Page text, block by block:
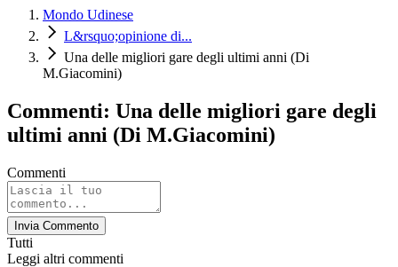
Mondo Udinese
L&rsquo;opinione di...
Una delle migliori gare degli ultimi anni (Di
M.Giacomini)
Commenti: Una delle migliori gare degli
ultimi anni (Di M.Giacomini)
Commenti
Invia Commento
Tutti
Leggi altri commenti